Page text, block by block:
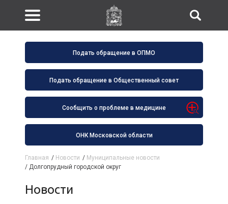
Подать обращение в ОПМО
Подать обращение в Общественный совет
Сообщить о проблеме в медицине
ОНК Московской области
Главная / Новости / Муниципальные новости
/ Долгопрудный городской округ
Новости